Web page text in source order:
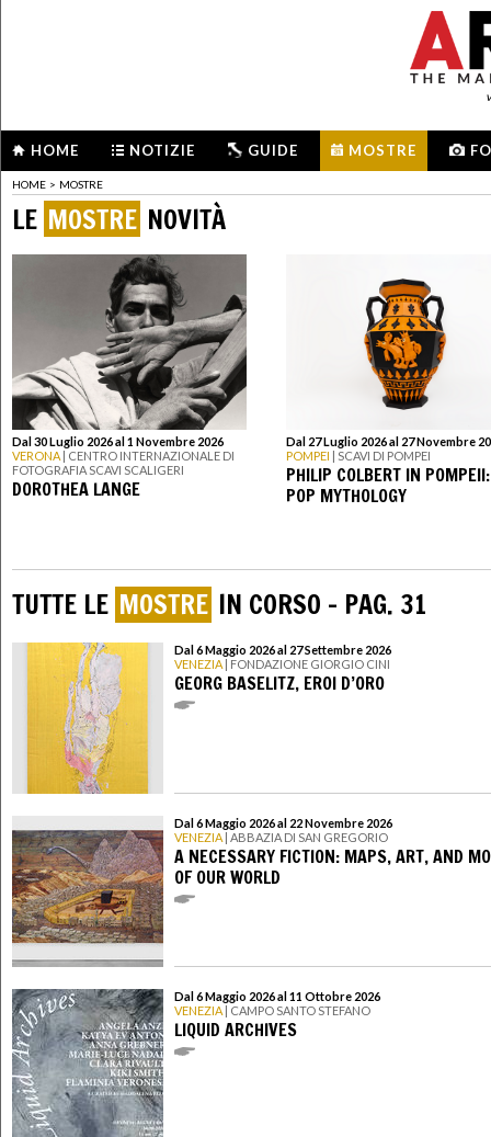
HOME NOTIZIE GUIDE MOSTRE
HOME > MOSTRE
LE MOSTRE NOVITÀ
Dal 30 Luglio 2026 al 1 Novembre 2026
VERONA | CENTRO INTERNAZIONALE DI
FOTOGRAFIA SCAVI SCALIGERI
DOROTHEA LANGE
Dal 27 Luglio 2026 al 27 Novembre
POMPEI | SCAVI DI POMPEI
PHILIP COLBERT IN POMPEII:
POP MYTHOLOGY
TUTTE LE MOSTRE IN CORSO - PAG. 31
Dal 6 Maggio 2026 al 27 Settembre 2026
VENEZIA | FONDAZIONE GIORGIO CINI
GEORG BASELITZ, EROI D’ORO
Dal 6 Maggio 2026 al 22 Novembre 2026
VENEZIA | ABBAZIA DI SAN GREGORIO
A NECESSARY FICTION: MAPS, ART, AND
OF OUR WORLD
Dal 6 Maggio 2026 al 11 Ottobre 2026
VENEZIA | CAMPO SANTO STEFANO
LIQUID ARCHIVES